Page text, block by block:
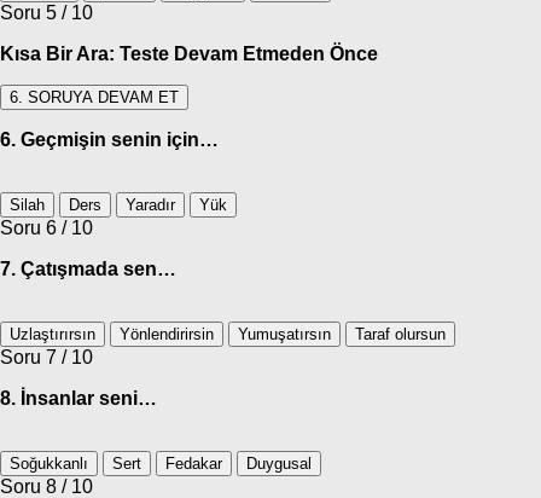
Soru 5 / 10
Kısa Bir Ara: Teste Devam Etmeden Önce
6. SORUYA DEVAM ET
6. Geçmişin senin için…
Silah Ders Yaradır Yük
Soru 6 / 10
7. Çatışmada sen…
Uzlaştırırsın Yönlendirirsin Yumuşatırsın Taraf olursun
Soru 7 / 10
8. İnsanlar seni…
Soğukkanlı Sert Fedakar Duygusal
Soru 8 / 10